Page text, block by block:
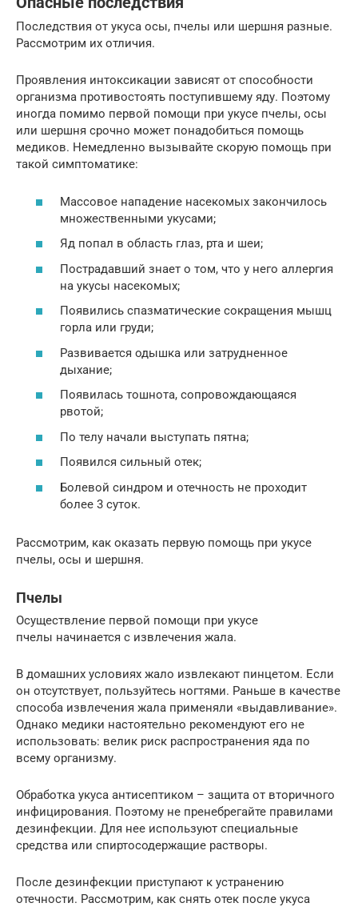
Последствия от укуса осы, пчелы или шершня разные.
Рассмотрим их отличия.
Проявления интоксикации зависят от способности
организма противостоять поступившему яду. Поэтому
иногда помимо первой помощи при укусе пчелы, осы
или шершня срочно может понадобиться помощь
медиков. Немедленно вызывайте скорую помощь при
такой симптоматике:
Массовое нападение насекомых закончилось
множественными укусами;
Яд попал в область глаз, рта и шеи;
Пострадавший знает о том, что у него аллергия
на укусы насекомых;
Появились спазматические сокращения мышц
горла или груди;
Развивается одышка или затрудненное
дыхание;
Появилась тошнота, сопровождающаяся
рвотой;
По телу начали выступать пятна;
Появился сильный отек;
Болевой синдром и отечность не проходит
более 3 суток.
Рассмотрим, как оказать первую помощь при укусе
пчелы, осы и шершня.
Пчелы
Осуществление первой помощи при укусе
пчелы начинается с извлечения жала.
В домашних условиях жало извлекают пинцетом. Если
он отсутствует, пользуйтесь ногтями. Раньше в качестве
способа извлечения жала применяли «выдавливание».
Однако медики настоятельно рекомендуют его не
использовать: велик риск распространения яда по
всему организму.
Обработка укуса антисептиком – защита от вторичного
инфицирования. Поэтому не пренебрегайте правилами
дезинфекции. Для нее используют специальные
средства или спиртосодержащие растворы.
После дезинфекции приступают к устранению
отечности. Рассмотрим, как снять отек после укуса